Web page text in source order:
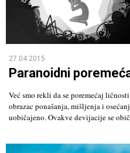
27.04.2015
Paranoidni
Već smo rekli da se poremećaj
obrazac ponašanja, mišljenja i
uobičajeno. Ovakve devijacije se